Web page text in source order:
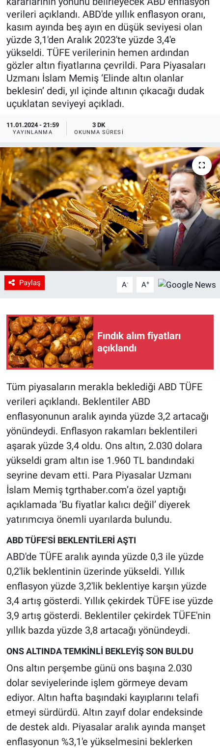
verileri açıklandı. ABD'de yıllık enflasyon oranı,
kasım ayında beş ayın en düşük seviyesi olan
yüzde 3,1'den Aralık 2023'te yüzde 3,4'e
yükseldi. TÜFE verilerinin hemen ardından
gözler altın fiyatlarına çevrildi. Para Piyasaları
Uzmanı İslam Memiş ‘Elinde altın olanlar
beklesin’ dedi, yıl içinde altının çıkacağı dudak
uçuklatan seviyeyi açıkladı.
11.01.2024 - 21:59
YAYINLANMA
3 DK
OKUNMA SÜRESI
Paylaş A- A+
Fındık alım fiyatları
açıklandı
Tüm piyasaların merakla beklediği ABD TÜFE
verileri açıklandı. Beklentiler ABD
enflasyonunun aralık ayında yüzde 3,2 artacağı
yönündeydi. Enflasyon rakamları beklentileri
aşarak yüzde 3,4 oldu. Ons altın, 2.030 dolara
yükseldi gram altın ise 1.960 TL bandındaki
seyrine devam etti. Para Piyasalar Uzmanı
İslam Memiş tgrthaber.com’a özel yaptığı
açıklamada ‘Bu fiyatlar kalıcı değil’ diyerek
yatırımcıya önemli uyarılarda bulundu.
ABD TÜFE'Sİ BEKLENTİLERİ AŞTI
ABD'de TÜFE aralık ayında yüzde 0,3 ile yüzde
0,2'lik beklentinin üzerinde yükseldi. Yıllık
enflasyon yüzde 3,2'lik beklentiye karşın yüzde
3,4 artış gösterdi. Yıllık çekirdek TÜFE ise yüzde
3,9 artış gösterdi. Beklentiler çekirdek TÜFE'nin
yıllık bazda yüzde 3,8 artacağı yönündeydi.
ONS ALTINDA TEMKİNLİ BEKLEYİŞ SON BULDU
Ons altın perşembe günü ons başına 2.030
dolar seviyelerinde işlem görmeye devam
ediyor. Altın hafta başındaki kayıplarını telafi
etmeyi sürdürdü. Altın zayıf dolar endeksinde
de destek aldı. Piyasalar aralık ayında manşet
enflasyonun %3,1'e yükselmesini beklerken